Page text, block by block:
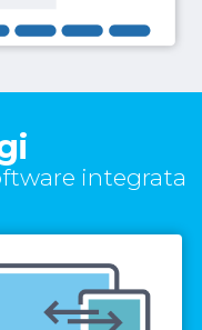
integrata